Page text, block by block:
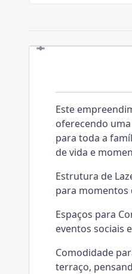
Este
oferecendo
para toda a
de vida e
Estrutura de
para momentos
Espaços para
eventos sociais
Comodidade
terraço,